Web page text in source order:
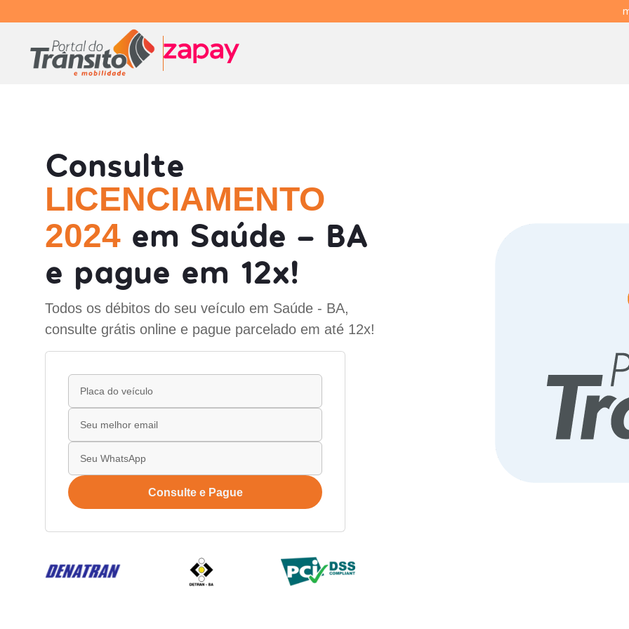
Consulte
LICENCIAMENTO
2024 em Saúde - BA
e pague em 12x!
Todos os débitos do seu veículo em Saúde - BA,
consulte grátis online e pague parcelado em até 12x!
Consulte e Pague